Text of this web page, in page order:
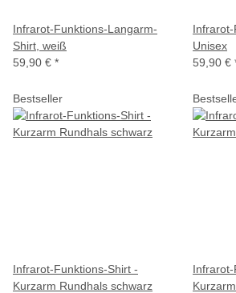
Infrarot-Funktions-Langarm-
Shirt, weiß
59,90 € *
Unisex
59,90 €
Bestseller
Infrarot-Funktions-Shirt -
Kurzarm Rundhals schwarz